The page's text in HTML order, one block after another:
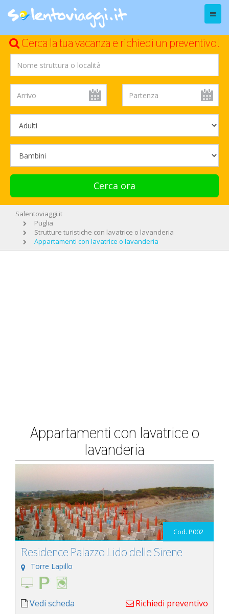
Menu
Cerca la tua vacanza e richiedi un preventivo!
Cerca ora
Salentoviaggi.it
Puglia
Strutture turistiche con lavatrice o lavanderia
Appartamenti con lavatrice o lavanderia
Appartamenti con lavatrice o
lavanderia
Cod. P002
Residence Palazzo Lido delle Sirene
Torre Lapillo
Vedi scheda Richiedi preventivo